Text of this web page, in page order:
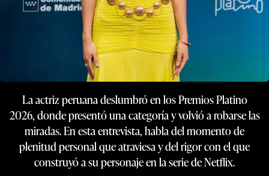
La actriz peruana deslumbró en los Premios Platino
2026, donde presentó una categoría y volvió a robarse las
miradas. En esta entrevista, habla del momento de
plenitud personal que atraviesa y del rigor con el que
construyó a su personaje en la serie de Netflix.